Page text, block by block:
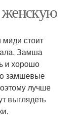
женскую
стоит
Замша
и хорошо
замшевые
лучше
выглядеть